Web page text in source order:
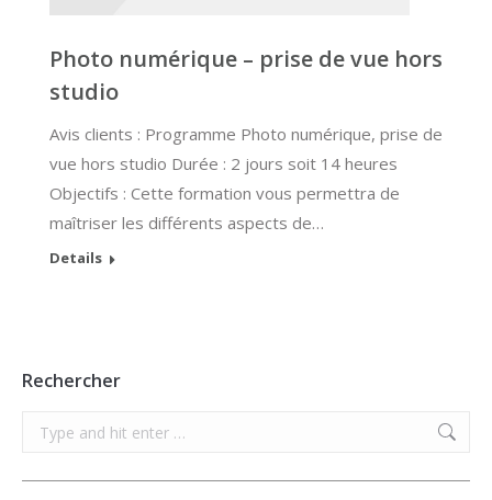
Photo numérique – prise de vue hors
studio
Avis clients : Programme Photo numérique, prise de
vue hors studio Durée : 2 jours soit 14 heures
Objectifs : Cette formation vous permettra de
maîtriser les différents aspects de…
Details
Rechercher
Search: